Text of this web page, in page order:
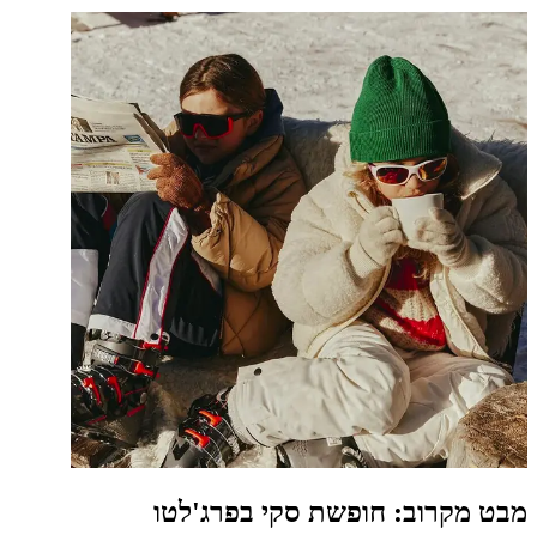
מבט מקרוב: חופשת סקי בפרג'לטו